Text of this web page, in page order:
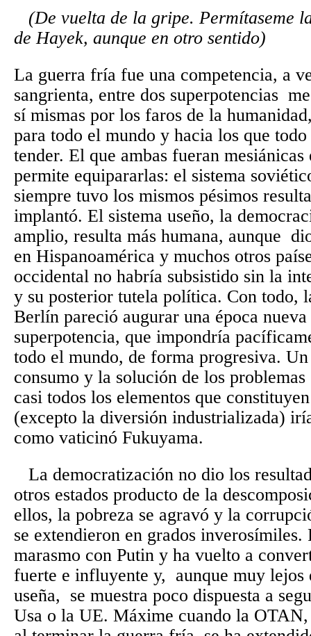
(De vuelta de la gripe. Permítaseme
de Hayek, aunque en otro sentido)
La guerra fría fue una competencia, a
sangrienta, entre dos superpotencias
sí mismas por los faros de la
para todo el mundo y hacia los que
tender. El que ambas fueran mesiánicas
permite equipararlas: el sistema
siempre tuvo los mismos pésimos
implantó. El sistema useño, la
amplio, resulta más humana, aunque
en Hispanoamérica y muchos otros
occidental no habría subsistido sin la
y su posterior tutela política. Con todo,
Berlín pareció augurar una época
superpotencia, que impondría
todo el mundo, de forma progresiva.
consumo y la solución de los
casi todos los elementos que
(excepto la diversión industrializada)
como vaticinó Fukuyama.
La democratización no dio los
otros estados producto de la
ellos, la pobreza se agravó y la
se extendieron en grados inverosímiles.
marasmo con Putin y ha vuelto a
fuerte e influyente y, aunque muy lejos
useña, se muestra poco dispuesta a
Usa o la UE. Máxime cuando la OTAN,